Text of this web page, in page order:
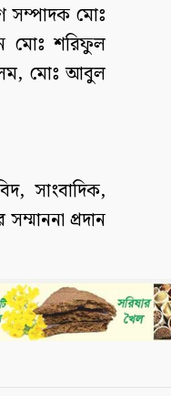
সম্পাদক মোঃ
মোঃ শরিফুল
মোঃ আবুল
সাংবাদিক,
প্রদান